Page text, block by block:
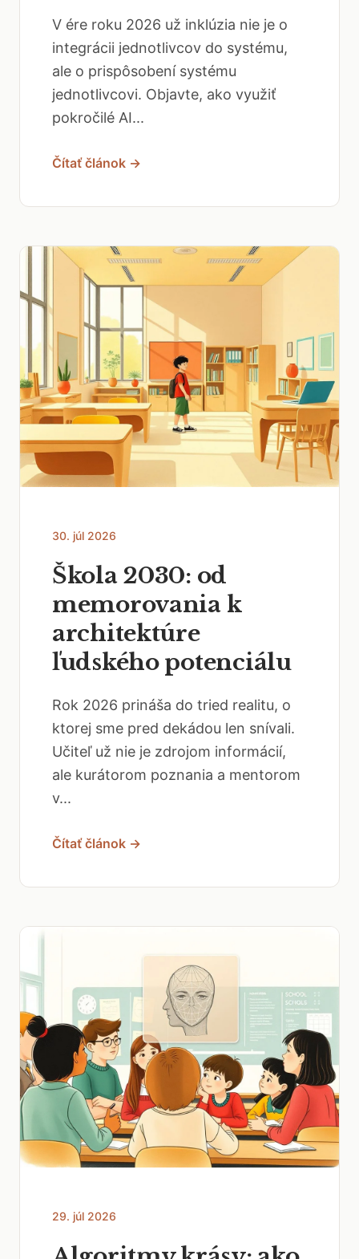
V ére roku 2026 už inklúzia nie je o
integrácii jednotlivcov do systému,
ale o prispôsobení systému
jednotlivcovi. Objavte, ako využiť
pokročilé AI...
Čítať článok →
30. júl 2026
Škola 2030: od
memorovania k
architektúre
ľudského potenciálu
Rok 2026 prináša do tried realitu, o
ktorej sme pred dekádou len snívali.
Učiteľ už nie je zdrojom informácií,
ale kurátorom poznania a mentorom
v...
Čítať článok →
29. júl 2026